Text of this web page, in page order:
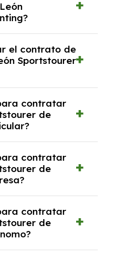
dentro de las
tipo de entrada
el proveedor
estudio de viabilidad
el contrato de
Sportstourer
por
Es importante revisar
y hablar con un
contratar
de
consulta de solvencia
contratar
de
y, en algunos
de la empresa
contratar
de